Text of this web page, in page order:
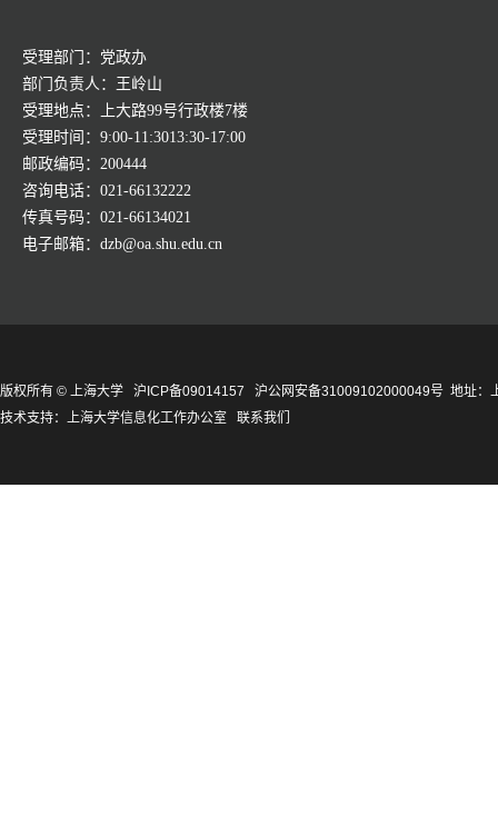
受理部门：党政办
部门负责人：王岭山
受理地点：上大路99号行政楼7楼
受理时间：9:00-11:3013:30-17:00
邮政编码：200444
咨询电话：021-66132222
传真号码：021-66134021
电子邮箱：dzb@oa.shu.edu.cn
版权所有 © 上海大学 沪ICP备09014157 沪公网安备31009102000049号 地址：
技术支持： 上海大学信息化工作办公室 联系我们